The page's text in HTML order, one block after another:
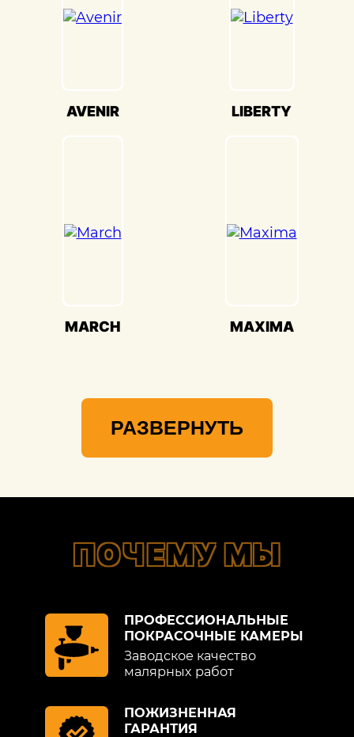
Кузовной ремонт Nissan Primera(Ниссан
Примьера) в «Детейлингофъ» – это
Мы гордимся своей способностью
воссоздавать совершенство Nissan
AVENIR LIBERTY
MARCH MAXIMA
РАЗВЕРНУТЬ
ПОЧЕМУ МЫ
ПРОФЕССИОНАЛЬНЫЕ
ПОКРАСОЧНЫЕ КАМЕРЫ
Заводское качество
малярных работ
ПОЖИЗНЕННАЯ
ГАРАНТИЯ